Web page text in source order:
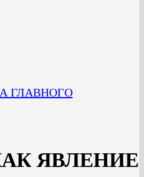
ГЛАВНОГО
ЯВЛЕНИЕ